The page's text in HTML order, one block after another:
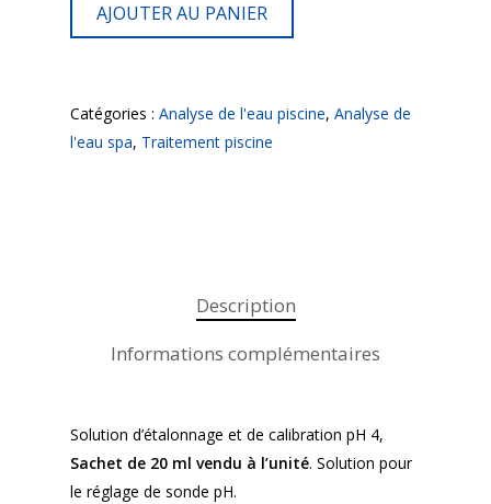
AJOUTER AU PANIER
Catégories : Analyse de l'eau piscine, Analyse de
l'eau spa, Traitement piscine
Description
Informations complémentaires
Solution d’étalonnage et de calibration pH 4,
Sachet de 20 ml vendu à l’unité. Solution pour
le réglage de sonde pH.